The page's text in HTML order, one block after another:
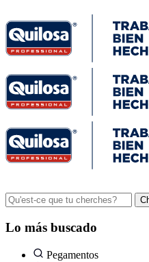
Lo más buscado
Pegamentos